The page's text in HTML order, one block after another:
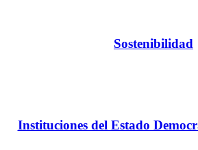
Sostenibilidad
Instituciones del Estado